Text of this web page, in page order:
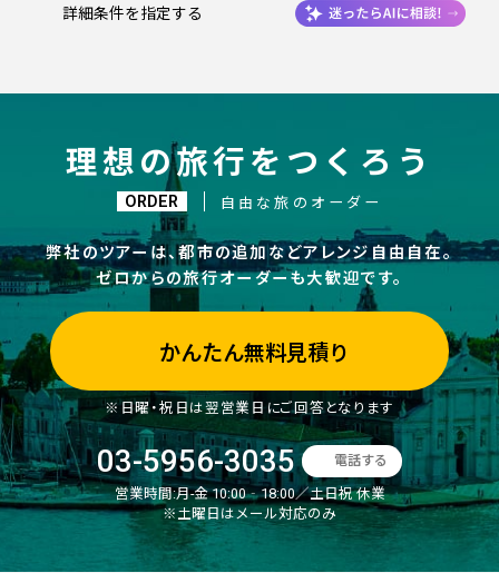
詳細条件を指定する
理想の旅行をつくろう
ORDER 自由な旅のオーダー
弊社のツアーは、都市の追加などアレンジ自由自在。
ゼロからの旅行オーダーも大歓迎です。
かんたん無料見積り
※日曜・祝日は翌営業日にご回答となります
03-5956-3035 電話する
営業時間:月-金 10:00‐18:00／土日祝 休業
※土曜日はメール対応のみ